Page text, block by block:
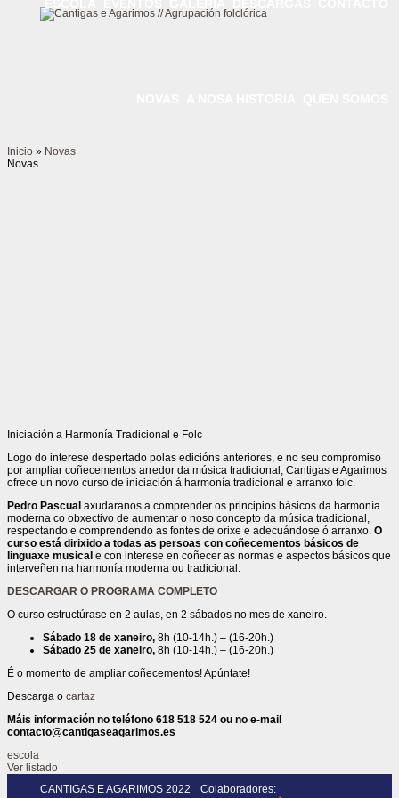
Inicio » Novas
Novas
Iniciación a Harmonía Tradicional e Folc
Logo do interese despertado polas edicións anteriores, e no seu compromiso
por ampliar coñecementos arredor da música tradicional, Cantigas e Agarimos
ofrece un novo curso de iniciación á harmonía tradicional e arranxo folc.
Pedro Pascual axudaranos a comprender os principios básicos da harmonía
moderna co obxectivo de aumentar o noso concepto da música tradicional,
respectando e comprendendo as fontes de orixe e adecuándose ó arranxo. O
curso está dirixido a todas as persoas con coñecementos básicos de
linguaxe musical e con interese en coñecer as normas e aspectos básicos que
interveñen na harmonía moderna ou tradicional.
DESCARGAR O PROGRAMA COMPLETO
O curso estructúrase en 2 aulas, en 2 sábados no mes de xaneiro.
Sábado 18 de xaneiro, 8h (10-14h.) – (16-20h.)
Sábado 25 de xaneiro, 8h (10-14h.) – (16-20h.)
É o momento de ampliar coñecementos! Apúntate!
Descarga o cartaz
Máis información no teléfono 618 518 524 ou no e-mail
contacto@cantigaseagarimos.es
escola
Ver listado
CANTIGAS E AGARIMOS 2022
Colaboradores: